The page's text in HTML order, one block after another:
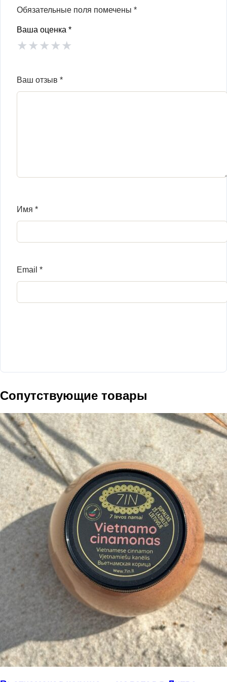
Обязательные поля помечены *
Ваша оценка *
★★★★★
Ваш отзыв *
Имя *
Email *
Сопутствующие товары